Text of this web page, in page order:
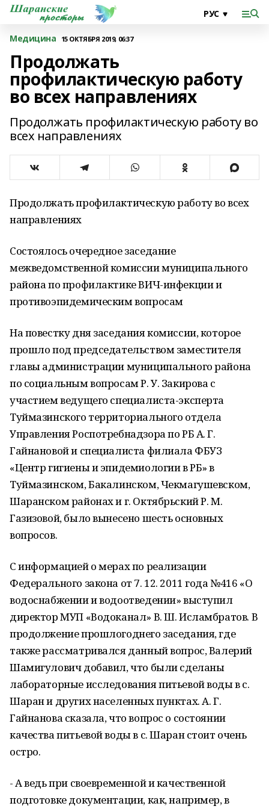
Медицина 15 ОКТЯБРЯ 2019, 06:37
Продолжать
профилактическую работу
во всех направлениях
Продолжать профилактическую работу во
всех направлениях
Продолжать профилактическую работу во всех
направлениях
Состоялось очередное заседание
межведомственной комиссии муниципального
района по профилактике ВИЧ-инфекции и
противоэпидемическим вопросам
На повестку дня заседания комиссии, которое
прошло под председательством заместителя
главы администрации муниципального района
по социальным вопросам Р. У. Закирова с
участием ведущего специалиста-эксперта
Туймазинского территориального отдела
Управления Роспотребнадзора по РБ А. Г.
Гайнановой и специалиста филиала ФБУЗ
«Центр гигиены и эпидемиологии в РБ» в
Туймазинском, Бакалинском, Чекмагушевском,
Шаранском районах и г. Октябрьский Р. М.
Газизовой, было вынесено шесть основных
вопросов.
С информацией о мерах по реализации
Федерального закона от 7. 12. 2011 года №416 «О
водоснабжении и водоотведении» выступил
директор МУП «Водоканал» В. Ш. Исламбратов. В
продолжение прошлогоднего заседания, где
также рассматривался данный вопрос, Валерий
Шамигулович добавил, что были сделаны
лабораторные исследования питьевой воды в с.
Шаран и других населенных пунктах. А. Г.
Гайнанова сказала, что вопрос о состоянии
качества питьевой воды в с. Шаран стоит очень
остро.
- А ведь при своевременной и качественной
подготовке документации, как, например, в